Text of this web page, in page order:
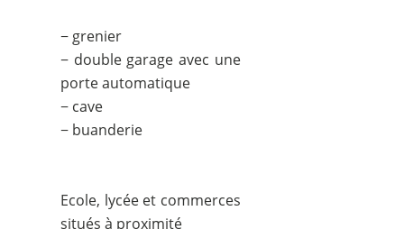
− grenier
− double garage avec une
porte automatique
− cave
− buanderie
Ecole, lycée et commerces
situés à proximité